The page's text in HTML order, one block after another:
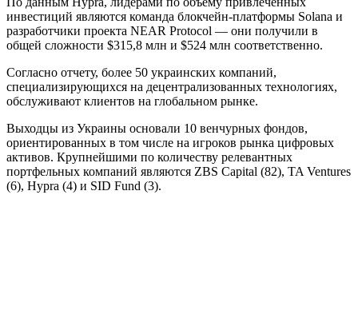
инвестиций являются команда блокчейн-платформы Solana и
разработчики проекта NEAR Protocol — они получили в
общей сложности $315,8 млн и $524 млн соответственно.
Согласно отчету, более 50 украинских компаний,
специализирующихся на децентрализованных технологиях,
обслуживают клиентов на глобальном рынке.
Выходцы из Украины основали 10 венчурных фондов,
ориентированных в том числе на игроков рынка цифровых
активов. Крупнейшими по количеству релевантных
портфельных компаний являются ZBS Capital (82), TA Ventures
(6), Hypra (4) и SID Fund (3).